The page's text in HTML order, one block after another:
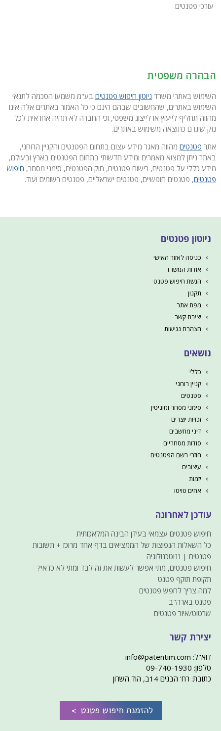
עורכי פטנטים
הבהרה משפטית
השימוש באתרי משרד ניוטון חיפוש פטנטים בע"מ משמעו הסכמה לתנאי
השימוש באתרים, שהחשובים שבהם הינם כי כל האמור באתרים אלה אינו
מהווה תחליף לייעוץ או לייצוג משפטי, וכי החברה לא תהיה אחראית לכל
נזק שיגרם כתוצאה משימוש באתרים.
אתר פטנטים מהווה מאגר מידע עצום בתחום הפטנטים והקניין הרוחני,
באתר ניתן למצוא מאמרים ומידע חדשותי בתחום הפטנטים בארץ ובעולם,
מידע כללי על פטנטים, רישום פטנטים, חוק הפטנטים, סימני מסחר, חיפוש
פטנטים, פטנטים חופשיים, פטנטים ישראליים, פטנטים רשומים ועוד.
ניוטון פטנטים
כניסה לאזור האישי
אודות המשרד
הגשת חיפוש פטנט
תקנון
מפת אתר
יצירת קשר
הצהרת נגישות
נושאים
כללי
קניין רוחני
פטנטים
סימני מסחר ומוניטין
זכויות יוצרים
דיני מחשבים
סודות מסחריים
חוזרי רשם הפטנטים
עיצובים
יזמות
אחים טויטו
עודכן לאחרונה
חיפוש פטנטים עצמאי בעידן הבינה המלאכותית
כל השאלות הנפוצות של הממציאים בדף אחד מרוכז + תשובות
פטנטים | ננוטכנולוגיה
חיפוש פטנטים, מתי אפשר לעשות את זה לבד ומתי לא כדאי?
תקופת תוקף פטנט
למה צריך לחפש פטנטים
פטנט בארה"ב
שרטוט/איור פטנטים
יצירת קשר
דוא"ל: info@patentim.com
טלפון: 09-740-1930
כתובת: רח' הבנים 14ב, הוד השרון